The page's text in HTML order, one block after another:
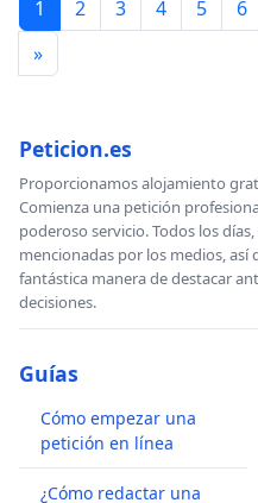
1 2 3 4 5 6
»
Peticion.es
Proporcionamos alojamiento
Comienza una petición
poderoso servicio. Todos los
mencionadas por los medios, así
fantástica manera de destacar
decisiones.
Guías
Cómo empezar una
petición en línea
¿Cómo redactar una